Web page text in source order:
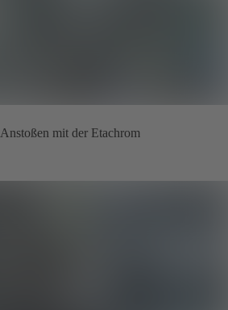
Anstoßen mit der Etachrom